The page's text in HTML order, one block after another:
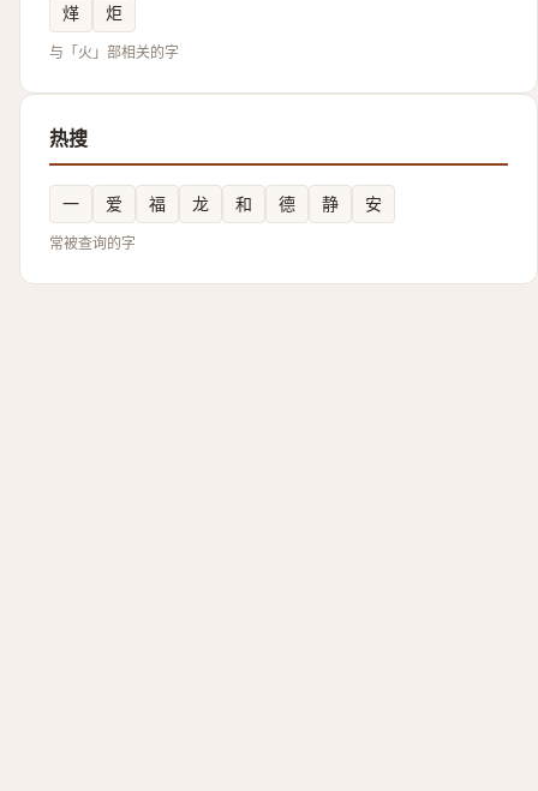
煂
炬
与「火」部相关的字
热搜
一 爱 福 龙 和 德 静 安
常被查询的字